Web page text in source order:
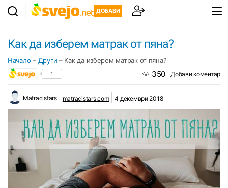
ДОБАВИ
Как да изберем матрак от пяна?
Начало – Други – Как да изберем матрак от пяна?
1 350 Добави коментар
Matracistars matracistars.com 4 декември 2018